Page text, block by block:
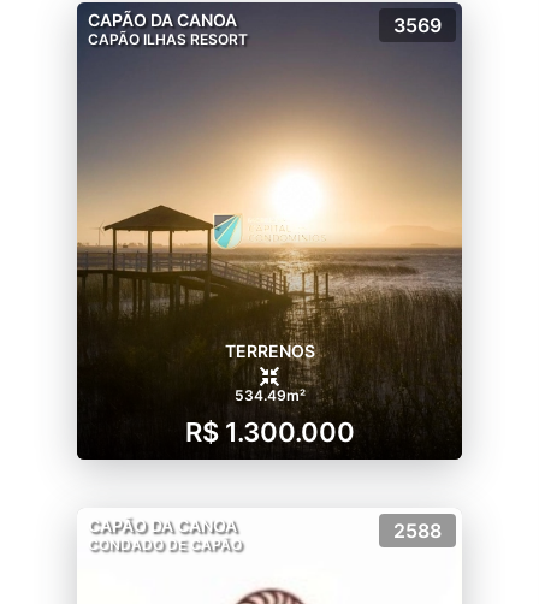
CAPÃO DA CANOA
CAPÃO ILHAS RESORT
3569
TERRENOS
534.49m²
R$ 1.300.000
CAPÃO DA CANOA
CONDADO DE CAPÃO
2588